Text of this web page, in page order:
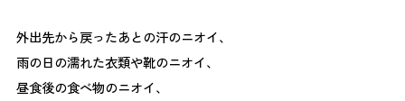
外出先から戻ったあとの汗のニオイ、
雨の日の濡れた衣類や靴のニオイ、
昼食後の食べ物のニオイ、